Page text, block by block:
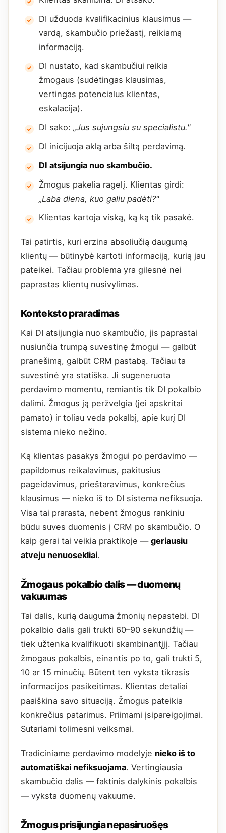
DI užduoda kvalifikacinius klausimus —
vardą, skambučio priežastį, reikiamą
informaciją.
DI nustato, kad skambučiui reikia
žmogaus (sudėtingas klausimas,
vertingas potencialus klientas,
eskalacija).
DI sako: „Jus sujungsiu su specialistu."
DI inicijuoja aklą arba šiltą perdavimą.
DI atsijungia nuo skambučio.
Žmogus pakelia ragelį. Klientas girdi:
„Laba diena, kuo galiu padėti?"
Klientas kartoja viską, ką ką tik pasakė.
Tai patirtis, kuri erzina absoliučią daugumą
klientų — būtinybė kartoti informaciją, kurią jau
pateikei. Tačiau problema yra gilesnė nei
paprastas klientų nusivylimas.
Konteksto praradimas
Kai DI atsijungia nuo skambučio, jis paprastai
nusiunčia trumpą suvestinę žmogui — galbūt
pranešimą, galbūt CRM pastabą. Tačiau ta
suvestinė yra statiška. Ji sugeneruota
perdavimo momentu, remiantis tik DI pokalbio
dalimi. Žmogus ją peržvelgia (jei apskritai
pamato) ir toliau veda pokalbį, apie kurį DI
sistema nieko nežino.
Ką klientas pasakys žmogui po perdavimo —
papildomus reikalavimus, pakitusius
pageidavimus, prieštaravimus, konkrečius
klausimus — nieko iš to DI sistema nefiksuoja.
Visa tai prarasta, nebent žmogus rankiniu
būdu suves duomenis į CRM po skambučio. O
kaip gerai tai veikia praktikoje — geriausiu
atveju nenuosekliai.
Žmogaus pokalbio dalis — duomenų
vakuumas
Tai dalis, kurią dauguma žmonių nepastebi. DI
pokalbio dalis gali trukti 60–90 sekundžių —
tiek užtenka kvalifikuoti skambinantįjį. Tačiau
žmogaus pokalbis, einantis po to, gali trukti 5,
10 ar 15 minučių. Būtent ten vyksta tikrasis
informacijos pasikeitimas. Klientas detaliai
paaiškina savo situaciją. Žmogus pateikia
konkrečius patarimus. Priimami įsipareigojimai.
Sutariami tolimesni veiksmai.
Tradiciniame perdavimo modelyje nieko iš to
automatiškai nefiksuojama. Vertingiausia
skambučio dalis — faktinis dalykinis pokalbis
— vyksta duomenų vakuume.
Žmogus prisijungia nepasiruošęs